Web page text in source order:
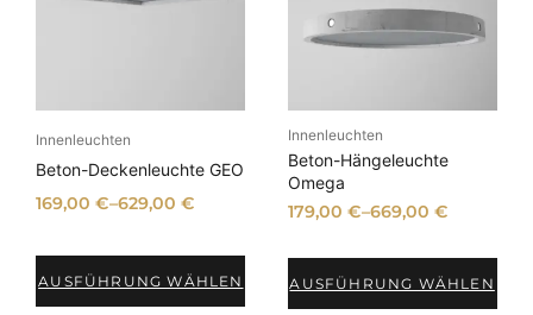
Innenleuchten
Beton-Deckenleuchte GEO
169,00€–629,00€
AUSFÜHRUNG WÄHLEN
Innenleuchten
Beton-Hängeleuchte
Omega
179,00 €–669,00 €
AUSFÜHRUNG WÄHLEN